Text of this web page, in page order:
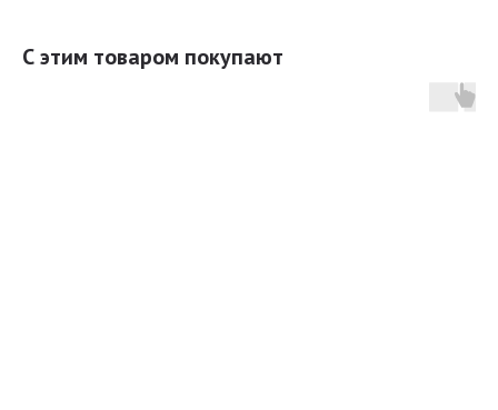
С этим товаром покупают